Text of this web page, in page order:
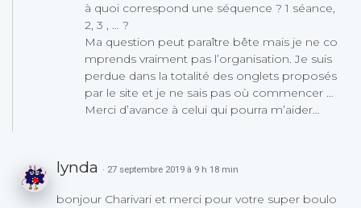
à quoi correspond une séquence ? 1 séance,
2, 3 , … ?
Ma question peut paraître bête mais je ne co
mprends vraiment pas l’organisation. Je suis
perdue dans la totalité des onglets proposés
par le site et je ne sais pas où commencer …
Merci d’avance à celui qui pourra m’aider…
lynda · 27 septembre 2019 à 9 h 18 min
bonjour Charivari et merci pour votre super boulo